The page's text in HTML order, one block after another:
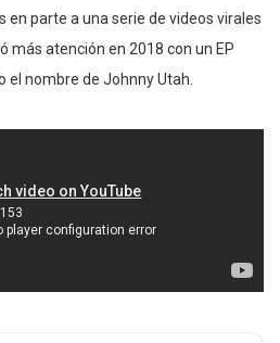
en parte a una serie de videos virales
más atención en 2018 con un EP
nombre de Johnny Utah.